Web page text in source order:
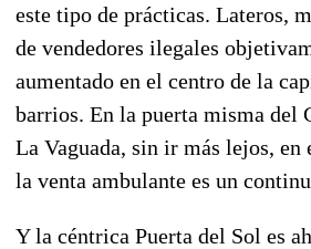
este tipo de prácticas. Lateros,
de vendedores ilegales
aumentado en el centro de la
barrios. En la puerta misma del
La Vaguada, sin ir más lejos,
la venta ambulante es un
Y la céntrica Puerta del Sol es